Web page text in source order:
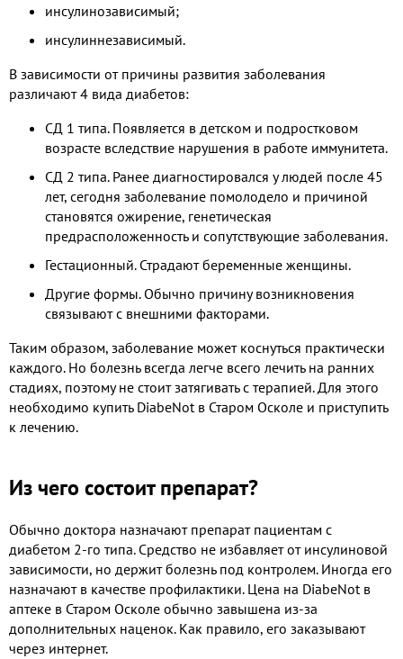
инсулинозависимый;
инсулиннезависимый.
В зависимости от причины развития заболевания
различают 4 вида диабетов:
СД 1 типа. Появляется в детском и подростковом
возрасте вследствие нарушения в работе иммунитета.
СД 2 типа. Ранее диагностировался у людей после 45
лет, сегодня заболевание помолодело и причиной
становятся ожирение, генетическая
предрасположенность и сопутствующие заболевания.
Гестационный. Страдают беременные женщины.
Другие формы. Обычно причину возникновения
связывают с внешними факторами.
Таким образом, заболевание может коснуться практически
каждого. Но болезнь всегда легче всего лечить на ранних
стадиях, поэтому не стоит затягивать с терапией. Для этого
необходимо купить DiabeNot в Старом Осколе и приступить
к лечению.
Из чего состоит препарат?
Обычно доктора назначают препарат пациентам с
диабетом 2-го типа. Средство не избавляет от инсулиновой
зависимости, но держит болезнь под контролем. Иногда его
назначают в качестве профилактики. Цена на DiabeNot в
аптеке в Старом Осколе обычно завышена из-за
дополнительных наценок. Как правило, его заказывают
через интернет.